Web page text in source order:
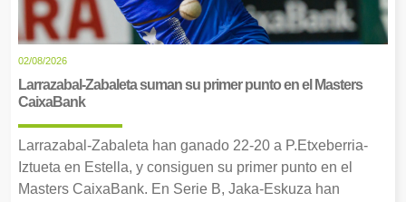
02/08/2026
Larrazabal-Zabaleta suman su primer punto en el Masters
CaixaBank
Larrazabal-Zabaleta han ganado 22-20 a P.Etxeberria-
Iztueta en Estella, y consiguen su primer punto en el
Masters CaixaBank. En Serie B, Jaka-Eskuza han